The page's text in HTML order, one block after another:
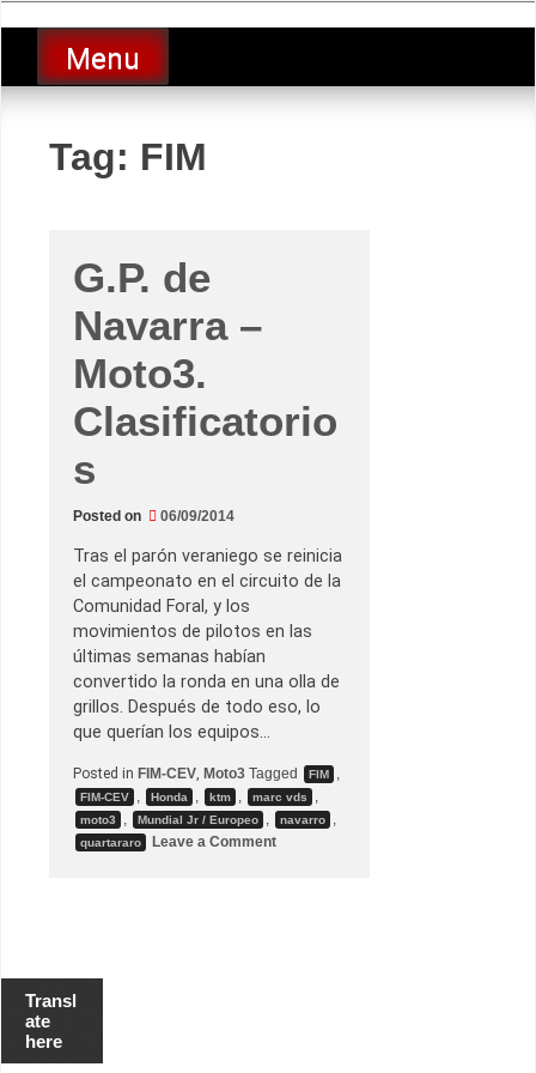
to
contentLucio Lopez GP
luciolopezgp
Menu
Tag: FIM
G.P. de
Navarra –
Moto3.
Clasificatorio
s
Posted on 06/09/2014
Tras el parón veraniego se reinicia
el campeonato en el circuito de la
Comunidad Foral, y los
movimientos de pilotos en las
últimas semanas habían
convertido la ronda en una olla de
grillos. Después de todo eso, lo
que querían los equipos…
Posted in FIM-CEV Moto3 Tagged FIM
FIM-CEV Honda ktm marc vds
moto3 Mundial Jr / Europeo navarro
quartararo Leave a Commento
Transl
ate
here